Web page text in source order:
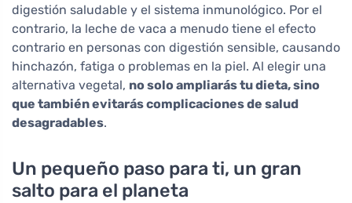
digestión saludable y el sistema inmunológico. Por el
contrario, la leche de vaca a menudo tiene el efecto
contrario en personas con digestión sensible, causando
hinchazón, fatiga o problemas en la piel. Al elegir una
alternativa vegetal, no solo ampliarás tu dieta, sino
que también evitarás complicaciones de salud
desagradables.
Un pequeño paso para ti, un gran
salto para el planeta